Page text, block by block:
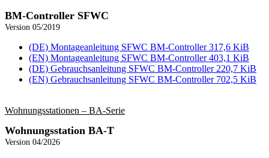
BM-Controller SFWC
Version 05/2019
(DE) Montageanleitung SFWC BM-Controller 317,6 KiB
(EN) Montageanleitung SFWC BM-Controller 403,1 KiB
(DE) Gebrauchsanleitung SFWC BM-Controller 220,7 KiB
(EN) Gebrauchsanleitung SFWC BM-Controller 702,5 KiB
Wohnungs­stationen – BA‑Serie
Wohnungs­station BA-T
Version 04/2026